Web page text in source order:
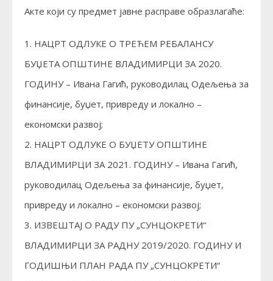
Акте који су предмет јавне расправе образлагаће:
1. НАЦРТ ОДЛУКЕ О ТРЕЋЕМ РЕБАЛАНСУ
БУЏЕТА ОПШТИНЕ ВЛАДИМИРЦИ ЗА 2020.
ГОДИНУ – Ивана Гагић, руководилац Одељења за
финансије, буџет, привреду и локално –
економски развој;
2. НАЦРТ ОДЛУКЕ О БУЏЕТУ ОПШТИНЕ
ВЛАДИМИРЦИ ЗА 2021. ГОДИНУ – Ивана Гагић,
руководилац Одељења за финансије, буџет,
привреду и локално – економски развој;
3. ИЗВЕШТАЈ О РАДУ ПУ „СУНЦОКРЕТИ“
ВЛАДИМИРЦИ ЗА РАДНУ 2019/2020. ГОДИНУ И
ГОДИШЊИ ПЛАН РАДА ПУ „СУНЦОКРЕТИ“